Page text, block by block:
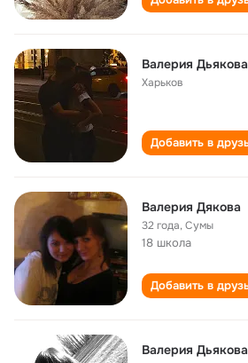
Валерия Дьякова
Харьков
Добавить в
Валерия Дякова
32 года,Сумы
18 школа
Добавить в
Валерия Дьякова